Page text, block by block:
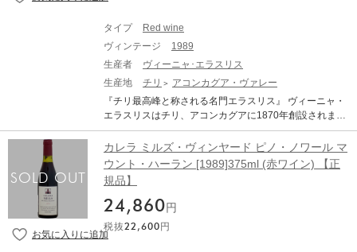
ルに約130ha(うちグランクリュ12ha、プルミエクリュ7
4ha)におよぶ優れた畑を所有するコート ドール最大のド
メーヌです。 「ヴォルネイ 1er カイユレ アンシェンヌ
キュヴェ・カルノ」は、1級畑ルイ11世がワインをすべ
て独り占めしてしまったこともあるという銘醸村ヴォル
語を含む通り、良く熟す区画です。 こちらの商品はリコ
ルクしておりません。 DOMAINE BOUCHARD PERE ET
OT ドメーヌ・ブシャール・ペール・エ・フィス ヴォル
ネイ 1er カイユレ アンシェンヌ キュヴェ・カルノ 生産
地：フランス ブルゴーニュ コート・ド・ボーヌ ヴォル
ワール 100% 味わい：赤ワイン 辛口 ミディアムボディ
【古酒について、当店からのお願い】 オールドヴィンテ
ージのワインは必ず休息させることが必要です。休ませ
タイプ
Red wine
ヴィンテージ
1989
生産者
ヴィーニャ･エラスリス
生産地
チリ
アコンカグア・ヴァレー
『チリ最高峰と称される名門エラスリス』 ヴィーニャ・
エラスリスはチリ、アコンカグアに1870年創設されまし
た。アコンカグアは世界屈指のテロワールを持った、チ
リで最も高品質なワインの多くが生まれる場所。その場
所でフランスの初めて植えましたのがヴィーニャ・エラ
スリス。初代当主ドン・マキシミアーノ・エラスリスは
イニシアティブと創造力は、後の世代にも受け継がれ1世
紀以上経った今日も家族経営を守りエラスリスを世界中
で最も注目されるワインに成長させるまでに至りまし
た。 【進化するチリワイン】 2004年1月、リッツ・カー
カレラ ミルズ・ヴィンヤード ピノ・ノワール マ
ウント・ハーラン [1989]375ml (赤ワイン) 【正
規品】
24,860 円
税抜22,600 円